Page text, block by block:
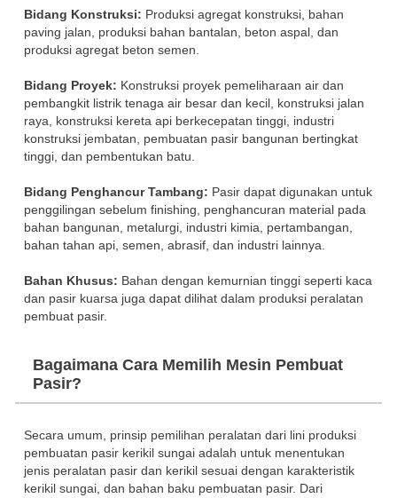
Bidang Konstruksi: Produksi agregat konstruksi, bahan
paving jalan, produksi bahan bantalan, beton aspal, dan
produksi agregat beton semen.
Bidang Proyek: Konstruksi proyek pemeliharaan air dan
pembangkit listrik tenaga air besar dan kecil, konstruksi jalan
raya, konstruksi kereta api berkecepatan tinggi, industri
konstruksi jembatan, pembuatan pasir bangunan bertingkat
tinggi, dan pembentukan batu.
Bidang Penghancur Tambang: Pasir dapat digunakan untuk
penggilingan sebelum finishing, penghancuran material pada
bahan bangunan, metalurgi, industri kimia, pertambangan,
bahan tahan api, semen, abrasif, dan industri lainnya.
Bahan Khusus: Bahan dengan kemurnian tinggi seperti kaca
dan pasir kuarsa juga dapat dilihat dalam produksi peralatan
pembuat pasir.
Bagaimana Cara Memilih Mesin Pembuat
Pasir?
Secara umum, prinsip pemilihan peralatan dari lini produksi
pembuatan pasir kerikil sungai adalah untuk menentukan
jenis peralatan pasir dan kerikil sesuai dengan karakteristik
kerikil sungai, dan bahan baku pembuatan pasir. Dari